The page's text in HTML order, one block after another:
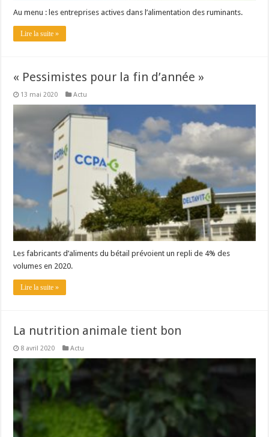
Au menu : les entreprises actives dans l’alimentation des ruminants.
Lire la suite »
« Pessimistes pour la fin d’année »
13 mai 2020 Actu
Les fabricants d’aliments du bétail prévoient un repli de 4% des
volumes en 2020.
Lire la suite »
La nutrition animale tient bon
8 avril 2020 Actu